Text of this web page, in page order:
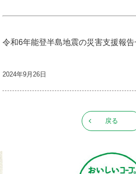
令和6年能登半島地震の災害支援報
2024年9月26日
戻る